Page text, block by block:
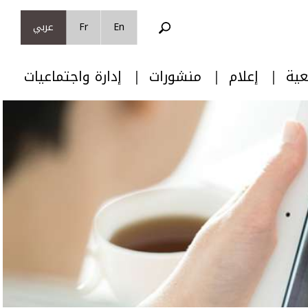
En
Fr عربي
إعلام منشورات إدارة واجتماعيات